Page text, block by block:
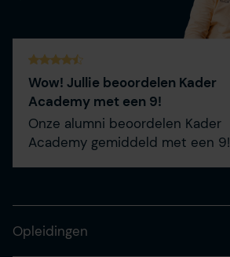
Wow! Jullie beoordelen Kader
Academy met een 9!
Onze alumni beoordelen Kader
Academy gemiddeld met een 9!
Opleidingen